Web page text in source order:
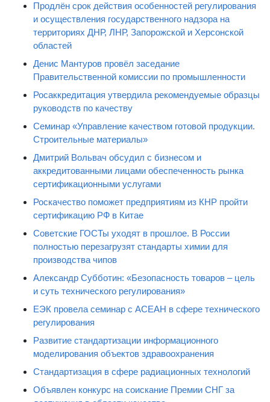
Продлён срок действия особенностей регулирования
и осуществления государственного надзора на
территориях ДНР, ЛНР, Запорожской и Херсонской
областей
Денис Мантуров провёл заседание
Правительственной комиссии по промышленности
Росаккредитация утвердила рекомендуемые образцы
руководств по качеству
Семинар «Управление качеством готовой продукции.
Строительные материалы»
Дмитрий Вольвач обсудил с бизнесом и
аккредитованными лицами обеспеченность рынка
сертификационными услугами
Роскачество поможет предприятиям из КНР пройти
сертификацию РФ в Китае
Советские ГОСТы уходят в прошлое. В России
полностью перезагрузят стандарты химии для
производства чипов
Александр Субботин: «Безопасность товаров – цель
и суть технического регулирования»
ЕЭК провела семинар с АСЕАН в сфере технического
регулирования
Развитие стандартизации информационного
моделирования объектов здравоохранения
Стандартизация в сфере радиационных технологий
Объявлен конкурс на соискание Премии СНГ за